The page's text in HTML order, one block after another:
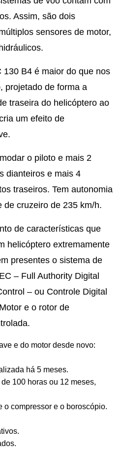
Assim, são dois
sensores de motor,
130 B4 é maior do que nos
projetado de forma a
traseira do helicóptero ao
um efeito de
o piloto e mais 2
dianteiros e mais 4
traseiros. Tem autonomia
de cruzeiro de 235 km/h.
de características que
helicóptero extremamente
presentes o sistema de
– Full Authority Digital
– ou Controle Digital
e o rotor de
e do motor desde novo:
há 5 meses.
100 horas ou 12 meses,
o compressor e o boroscópio.